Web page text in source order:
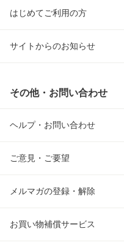
はじめてご利用の方
サイトからのお知らせ
その他・お問い合わせ
ヘルプ・お問い合わせ
ご意見・ご要望
メルマガの登録・解除
お買い物補償サービス